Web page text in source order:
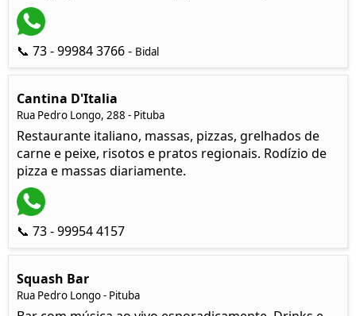
📞 73 - 99984 3766 - Bidal
Cantina D'Italia
Rua Pedro Longo, 288 - Pituba
Restaurante italiano, massas, pizzas, grelhados de
carne e peixe, risotos e pratos regionais. Rodízio de
pizza e massas diariamente.
📞 73 - 99954 4157
Squash Bar
Rua Pedro Longo - Pituba